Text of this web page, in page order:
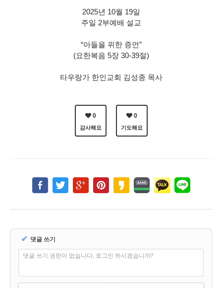
2025년 10월 19일
주일 2부예배 설교
“아들을 위한 증언”
(요한복음 5장 30-39절)
타우랑가 한인교회 김성종 목사
0
감사해요
0
기도해요
✔ 댓글 쓰기
댓글 쓰기 권한이 없습니다. 로그인 하시겠습니까?